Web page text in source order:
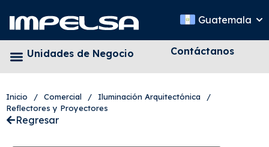
Guatemala
Unidades de Negocio Contáctanos
Inicio / Comercial / Iluminación Arquitectónica
/
Reflectores y Proyectores
Regresar